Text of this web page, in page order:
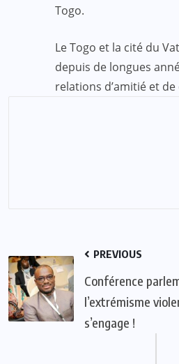
Togo.
Le Togo et la cité du
depuis de longues
relations d’amitié et
PREVIOUS
Conférence
l’extrémisme
s’engage !